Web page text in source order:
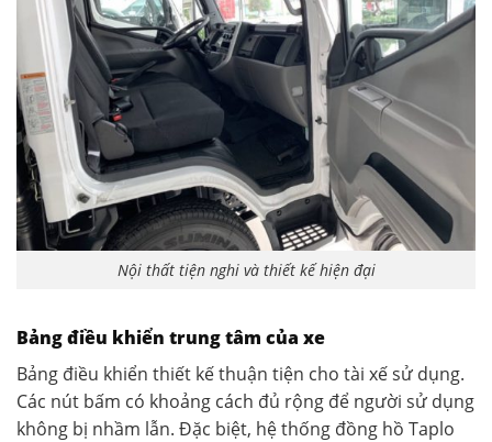
Nội thất tiện nghi và thiết kế hiện đại
Bảng điều khiển trung tâm của xe
Bảng điều khiển thiết kế thuận tiện cho tài xế sử dụng.
Các nút bấm có khoảng cách đủ rộng để người sử dụng
không bị nhầm lẫn. Đặc biệt, hệ thống đồng hồ Taplo